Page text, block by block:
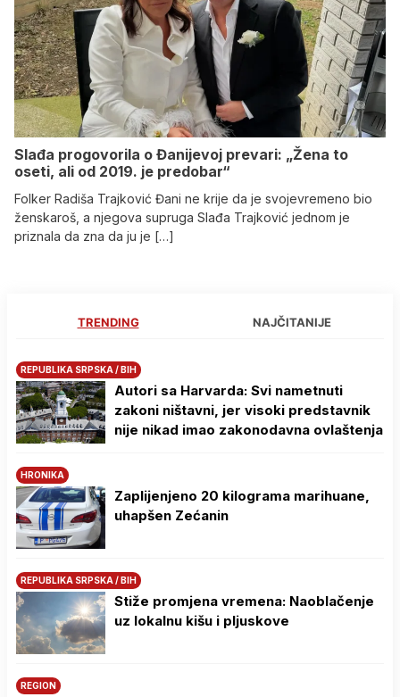
Slađa progovorila o Đanijevoj prevari: „Žena to
oseti, ali od 2019. je predobar“
Folker Radiša Trajković Đani ne krije da je svojevremeno bio
ženskaroš, a njegova supruga Slađa Trajković jednom je
priznala da zna da ju je […]
TRENDING NAJČITANIJE
REPUBLIKA SRPSKA / BIH
Autori sa Harvarda: Svi nametnuti
zakoni ništavni, jer visoki predstavnik
nije nikad imao zakonodavna ovlaštenja
HRONIKA
Zaplijenjeno 20 kilograma marihuane,
uhapšen Zećanin
REPUBLIKA SRPSKA / BIH
Stiže promjena vremena: Naoblačenje
uz lokalnu kišu i pljuskove
REGION